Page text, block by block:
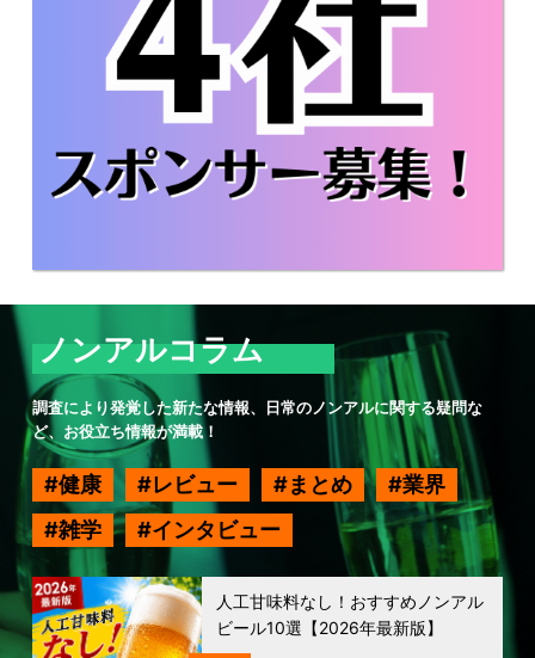
ノンアルコラム
調査により発覚した新たな情報、日常のノンアルに関する疑問な
ど、お役立ち情報が満載！
健康 レビュー まとめ
業界
雑学
インタビュー
人工甘味料なし！おすすめノンアル
ビール10選【2026年最新版】